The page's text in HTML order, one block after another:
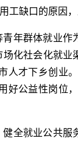
缺口的原因
年群体就业
化社会化就
才下乡创业
公益性岗位
全就业公共